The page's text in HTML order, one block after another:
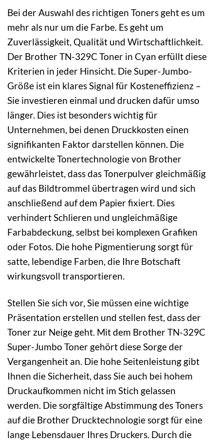
Bei der Auswahl des richtigen Toners geht es um
mehr als nur um die Farbe. Es geht um
Zuverlässigkeit, Qualität und Wirtschaftlichkeit.
Der Brother TN-329C Toner in Cyan erfüllt diese
Kriterien in jeder Hinsicht. Die Super-Jumbo-
Größe ist ein klares Signal für Kosteneffizienz –
Sie investieren einmal und drucken dafür umso
länger. Dies ist besonders wichtig für
Unternehmen, bei denen Druckkosten einen
signifikanten Faktor darstellen können. Die
entwickelte Tonertechnologie von Brother
gewährleistet, dass das Tonerpulver gleichmäßig
auf das Bildtrommel übertragen wird und sich
anschließend auf dem Papier fixiert. Dies
verhindert Schlieren und ungleichmäßige
Farbabdeckung, selbst bei komplexen Grafiken
oder Fotos. Die hohe Pigmentierung sorgt für
satte, lebendige Farben, die Ihre Botschaft
wirkungsvoll transportieren.
Stellen Sie sich vor, Sie müssen eine wichtige
Präsentation erstellen und stellen fest, dass der
Toner zur Neige geht. Mit dem Brother TN-329C
Super-Jumbo Toner gehört diese Sorge der
Vergangenheit an. Die hohe Seitenleistung gibt
Ihnen die Sicherheit, dass Sie auch bei hohem
Druckaufkommen nicht im Stich gelassen
werden. Die sorgfältige Abstimmung des Toners
auf die Brother Drucktechnologie sorgt für eine
lange Lebensdauer Ihres Druckers. Durch die